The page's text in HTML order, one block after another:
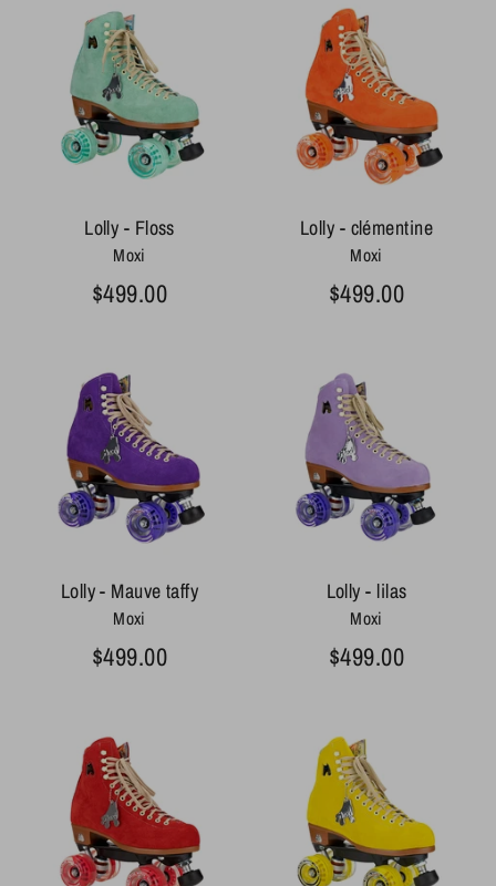
Lolly - Floss
Moxi
$499.00
Lolly - clémentine
Moxi
$499.00
Lolly - Mauve taffy
Moxi
$499.00
Lolly - lilas
Moxi
$499.00